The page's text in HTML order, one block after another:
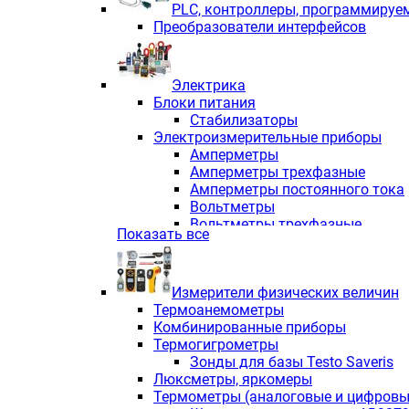
PLС, контроллеры,
Преобразователи интерфейсов
Электрика
Блоки питания
Стабилизаторы
Электроизмерительные приборы
Амперметры
Амперметры трехфазные
Амперметры постоянного тока
Вольтметры
Вольтметры трехфазные
Вольтметры постоянного тока
Индикаторы аналоговых
Измерители COS F
Комбинированные приборы
Комбинированные приборы
Комбинированные приборы
Анализаторы качества
Анализаторы мощности
Показать все
Измерители физических величин
Термоанемометры
Комбинированные приборы
Термогигрометры
Зонды для базы Testo Saveris
Люксметры, яркомеры
Термометры (аналоговые и